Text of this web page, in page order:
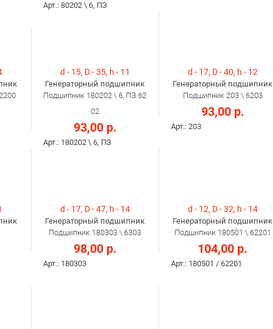
Арт.: 80202 \ 6, ПЗ
d - 15, D - 35, h - 11
Генераторный подшипник
Подшипник 180202 \ 6, ПЗ 62
02
93,00 р.
Арт.: 180202 \ 6, ПЗ
d - 17, D - 40, h - 12
Генераторный подшипник
Подшипник 203 \ 6203
93,00 р.
Арт.: 203
d - 17, D - 47, h - 14
Генераторный подшипник
Подшипник 180303 \ 6303
98,00 р.
Арт.: 180303
d - 12, D - 32, h - 14
Генераторный подшипник
Подшипник 180501 \ 62201
104,00 р.
Арт.: 180501 / 62201